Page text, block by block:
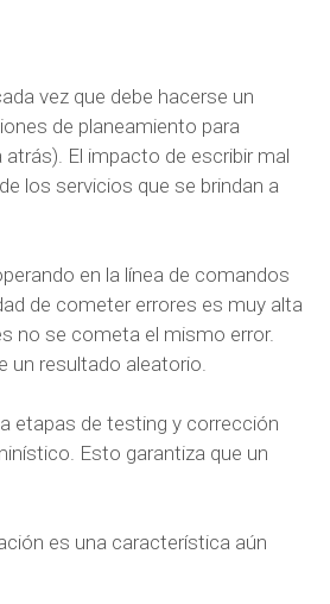
vez que debe hacerse un
de planeamiento para
El impacto de escribir mal
los servicios que se brindan a
en la línea de comandos
de cometer errores es muy alta
no se cometa el mismo error.
un resultado aleatorio.
etapas de testing y corrección
Esto garantiza que un
es una característica aún